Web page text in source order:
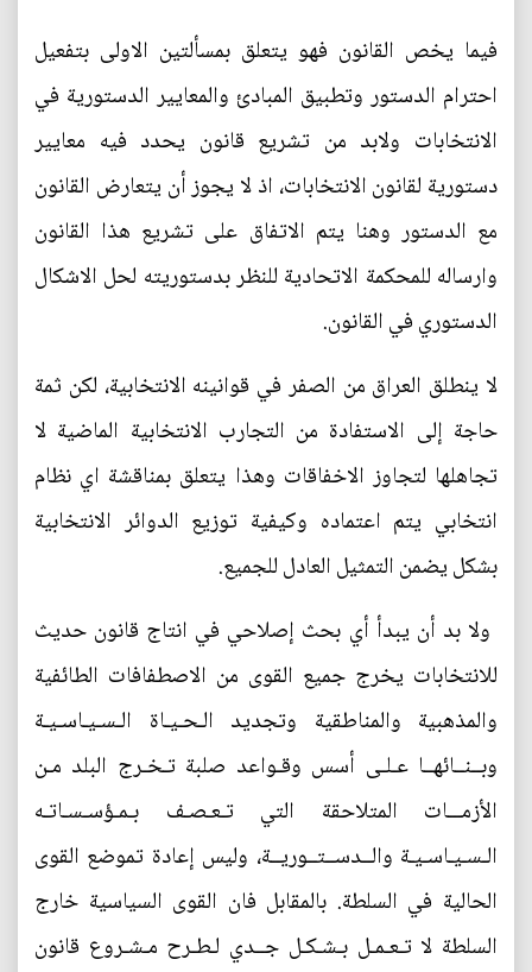
فيما يخص القانون فهو يتعلق بمسألتين الاولى بتفعيل
احترام الدستور وتطبيق المبادئ والمعايير الدستورية في
الانتخابات ولابد من تشريع قانون يحدد فيه معايير
دستورية لقانون الانتخابات، اذ لا يجوز أن يتعارض القانون
مع الدستور وهنا يتم الاتفاق على تشريع هذا القانون
وارساله للمحكمة الاتحادية للنظر بدستوريته لحل الاشكال
الدستوري في القانون.
‎لا ينطلق العراق من الصفر في قوانينه الانتخابية، لكن ثمة
حاجة إلى الاستفادة من التجارب الانتخابية الماضية لا
تجاهلها لتجاوز الاخفاقات وهذا يتعلق بمناقشة اي نظام
انتخابي يتم اعتماده وكيفية توزيع الدوائر الانتخابية
بشكل يضمن التمثيل العادل للجميع.
‎ ولا بد أن يبدأ أي بحث إصلاحي في انتاج قانون حديث
للانتخابات يخرج جميع القوى من الاصطفافات الطائفية
والمذهبية والمناطقية وتجديد الـحـيـاة الـسـيـاسـيـة
وبــنــائهــا عـلـى أسس وقـواعد صلبة تـخـرج البلد مـن
الأزمـــات المتلاحقة التي تـعـصـف بـمـؤسـسـاتـه
الـسـيـاسـيـة والــدســتــوريــة، وليس إعادة تموضع القوى
الحالية في السلطة. بالمقابل فان القوى السياسية خارج
السلطة لا تـعـمـل بـشـكـل جــدي لـطـرح مـشـروع قانون